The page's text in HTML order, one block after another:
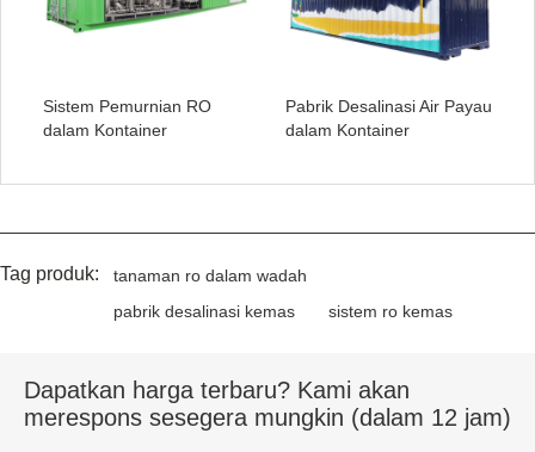
Sistem Pemurnian RO
dalam Kontainer
Pabrik Desalinasi Air Payau
dalam Kontainer
Tag produk:
tanaman ro dalam wadah
pabrik desalinasi kemas
sistem ro kemas
Dapatkan harga terbaru? Kami akan
merespons sesegera mungkin (dalam 12 jam)